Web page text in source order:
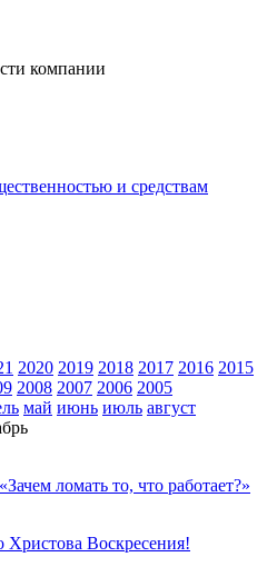
компании
и средствам
2020 2019 2018 2017 2016 2015
2008 2007 2006 2005
май июнь июль август
ломать то, что работает?»
Христова Воскресения!